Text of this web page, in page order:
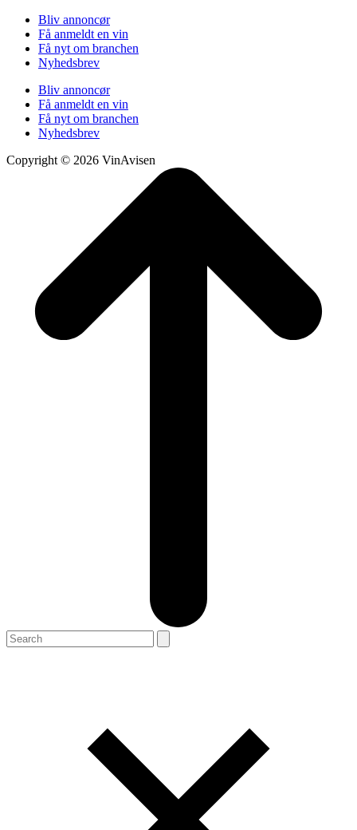
Bliv annoncør
Få anmeldt en vin
Få nyt om branchen
Nyhedsbrev
Bliv annoncør
Få anmeldt en vin
Få nyt om branchen
Nyhedsbrev
Copyright © 2026 VinAvisen